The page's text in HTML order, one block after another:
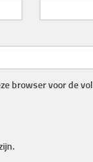
browser voor de